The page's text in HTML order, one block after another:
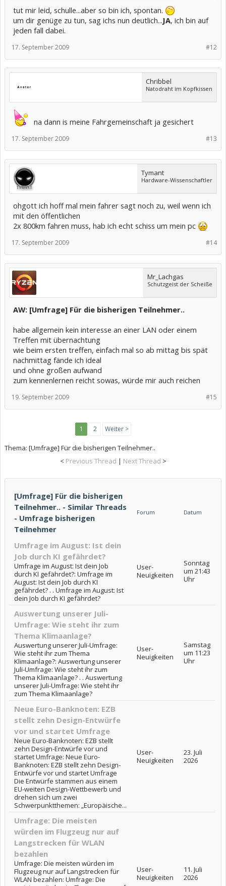
tut mir leid, schulle...aber so bin ich, spontan.
um dir genüge zu tun, sag ichs nun deutlich...JA, ich bin auf
jeden fall dabei.
#12
17. September 2009
Chribbel
Natodraht im Kopfkissen
na dann is meine Fahrgemeinschaft ja gesichert
#13
17. September 2009
Tymant
Hardware-Wissenschaftler
ohgott ich hoff mal mein fahrer sagt noch zu, weil wenn ich
mit den öffentlichen
2x 800km fahren muss, hab ich echt schiss um mein pc
#14
17. September 2009
Mr_Lachgas
Schutzgeist der Scheiße
AW: [Umfrage] Für die bisherigen Teilnehmer..
habe allgemein kein interesse an einer LAN oder einem
Treffen mit übernachtung
wie beim ersten treffen, einfach mal so ab mittag bis spät
nachmittag fände ich ideal
und ohne großen aufwand
zum kennenlernen reicht sowas, würde mir auch reichen
#15
19. September 2009
1 2 Weiter >
Thema: [Umfrage] Für die bisherigen Teilnehmer..
< Previous Thread | Next Thread >
[Umfrage] Für die bisherigen
Teilnehmer.. - Similar Threads
- Umfrage bisherigen
Teilnehmer
Forum Datum
Umfrage im August: Ist dein
Job durch KI gefährdet?
Umfrage im August: Ist dein Job
durch KI gefährdet?: Umfrage im
August: Ist dein Job durch KI
gefährdet? . . Umfrage im August: Ist
dein Job durch KI gefährdet?
User-
Neuigkeiten
Sonntag
um 21:43
Uhr
Auswertung unserer Juli-
Umfrage: Wie steht ihr zum
Thema Klimaanlage?
Auswertung unserer Juli-Umfrage:
Wie steht ihr zum Thema
Klimaanlage?: Auswertung unserer
Juli-Umfrage: Wie steht ihr zum
Thema Klimaanlage? . . Auswertung
unserer Juli-Umfrage: Wie steht ihr
zum Thema Klimaanlage?
User-
Neuigkeiten
Samstag
um 11:23
Uhr
Neue Euro-Banknoten: EZB
stellt zehn Design-Entwürfe
vor und startet Umfrage
Neue Euro-Banknoten: EZB stellt
zehn Design-Entwürfe vor und
startet Umfrage: Neue Euro-
Banknoten: EZB stellt zehn Design-
Entwürfe vor und startet Umfrage
Die Entwürfe stammen aus einem
EU-weiten Design-Wettbewerb und
drehen sich um zwei
Schwerpunktthemen: „Europäische...
User-
Neuigkeiten
23. Juli
2026
Umfrage: Die meisten
würden im Flugzeug nur auf
Langstrecken für WLAN
bezahlen
Umfrage: Die meisten würden im
Flugzeug nur auf Langstrecken für
WLAN bezahlen: Umfrage: Die
User-
Neuigkeiten
11. Juli
2026